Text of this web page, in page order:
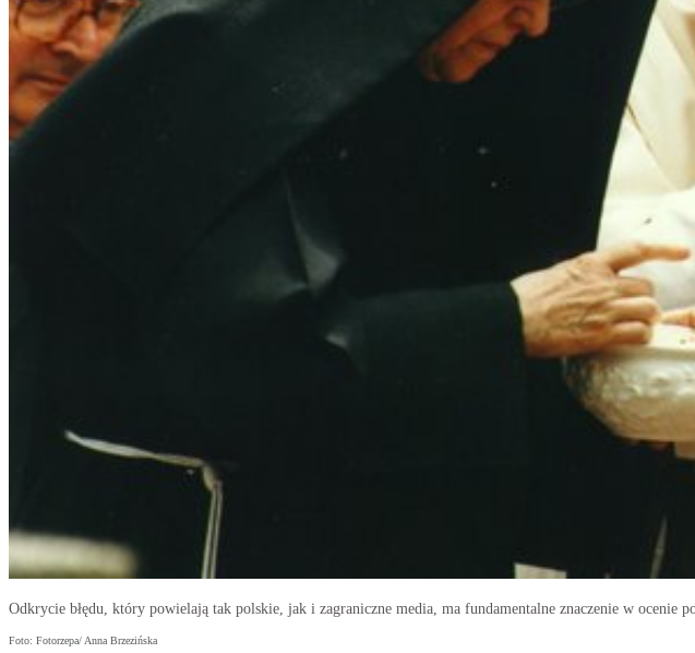
Odkrycie błędu, który powielają tak polskie, jak i zagraniczne media, ma fundamentalne znaczenie w ocenie
Foto: Fotorzepa/ Anna Brzezińska